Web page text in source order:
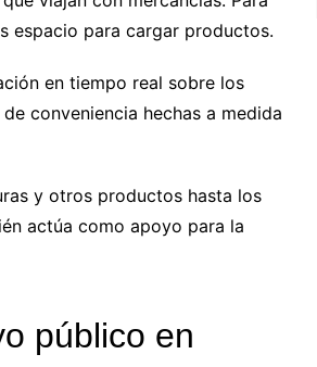
espacio para cargar productos.
en tiempo real sobre los
conveniencia hechas a medida
y otros productos hasta los
actúa como apoyo para la
público en